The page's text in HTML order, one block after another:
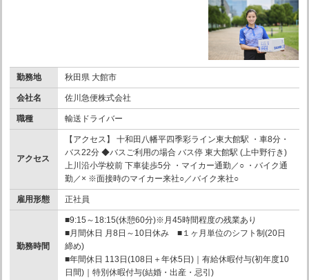
勤務地 秋田県 大館市
会社名 佐川急便株式会社
職種 輸送ドライバー
アクセス
【アクセス】 十和田八幡平四季彩ライン東大館駅 ・車8分・
バス22分 ◆バスご利用の場合 バス停 東大館駅 (上中野行き)
上川沿小学校前 下車徒歩5分 ・マイカー通勤／○ ・バイク通
勤／× ※面接時のマイカー来社○／バイク来社○
雇用形態 正社員
勤務時間
■9:15～18:15(休憩60分)※月45時間程度の残業あり
■月間休日 月8日～10日休み ■１ヶ月単位のシフト制(20日
締め)
■年間休日 113日(108日＋年休5日)｜有給休暇付与(初年度10
日間)｜特別休暇付与(結婚・出産・忌引)